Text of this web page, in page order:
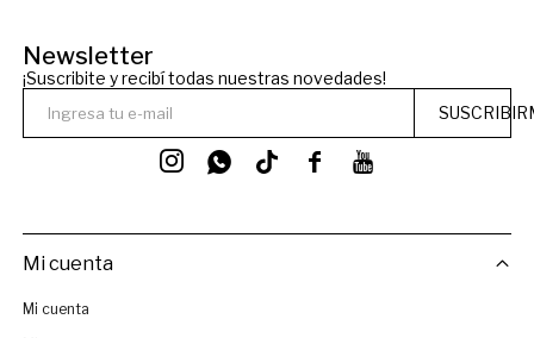
Newsletter
¡Suscribite y recibí todas nuestras novedades!
 
 
Mi cuenta
Mi cuenta